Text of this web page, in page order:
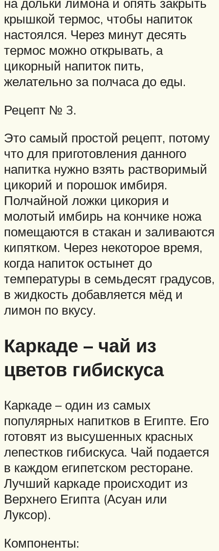
крышкой термос, чтобы напиток
настоялся. Через минут десять
термос можно открывать, а
цикорный напиток пить,
желательно за полчаса до еды.
Рецепт № 3.
Это самый простой рецепт, потому
что для приготовления данного
напитка нужно взять растворимый
цикорий и порошок имбиря.
Полчайной ложки цикория и
молотый имбирь на кончике ножа
помещаются в стакан и заливаются
кипятком. Через некоторое время,
когда напиток остынет до
температуры в семьдесят градусов,
в жидкость добавляется мёд и
лимон по вкусу.
Каркаде – чай из
цветов гибискуса
Каркаде – один из самых
популярных напитков в Египте. Его
готовят из высушенных красных
лепестков гибискуса. Чай подается
в каждом египетском ресторане.
Лучший каркаде происходит из
Верхнего Египта (Асуан или
Луксор).
Компоненты: